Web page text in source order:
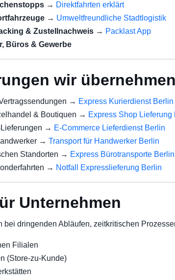
→ Direktfahrten erklärt
→ Umweltfreundliche Stadtlogistik
& Zustellnachweis → Packlast App
Büros & Gewerbe
wir übernehmen
→ Express Kurierdienst Berlin
& Boutiquen → Express Shop Lieferung
→ E-Commerce Lieferdienst Berlin
→Transport für Handwerker Berlin
Standorten → Express Bürotransporte Berlin
→ Notfall Expresslieferung Berlin
Unternehmen
bei dringenden Abläufen, zeitkritischen
Filialen
(Store-zu-Kunde)